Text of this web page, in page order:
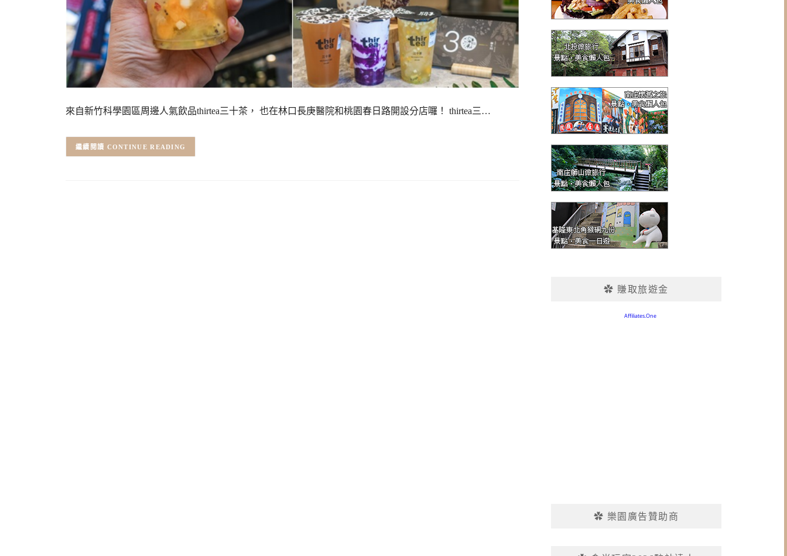
來自新竹科學園區周邊人氣飲品thirtea三十茶， 也在林口長庚醫院和桃園春日路開設分店囉！ thirtea三…
CONTINUE READING
✿ 賺取旅遊金
✿ 樂園廣告贊助商